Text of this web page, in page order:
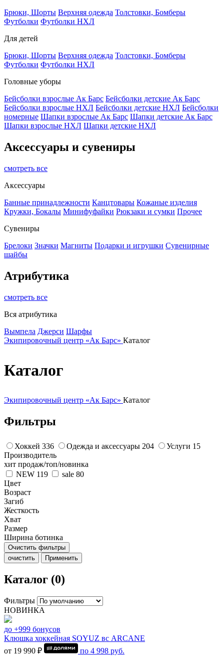
Брюки, Шорты Верхняя одежда Толстовки, Бомберы
Футболки Футболки НХЛ
Для детей
Брюки, Шорты Верхняя одежда Толстовки, Бомберы
Футболки Футболки НХЛ
Головные уборы
Бейсболки взрослые Ак Барс Бейсболки детские Ак Барс
Бейсболки взрослые НХЛ Бейсболки детские НХЛ Бейсболки
номерные Шапки взрослые Ак Барс Шапки детские Ак Барс
Шапки взрослые НХЛ Шапки детские НХЛ
Аксессуары и сувениры
смотреть все
Аксессуары
Банные принадлежности Канцтовары Кожаные изделия
Кружки, Бокалы Минифуфайки Рюкзаки и сумки Прочее
Сувениры
Брелоки Значки Магниты Подарки и игрушки Сувенирные
шайбы
Атрибутика
смотреть все
Вся атрибутика
Вымпела Джерси Шарфы
Экипировочный центр «Ак Барс» Каталог
Каталог
Экипировочный центр «Ак Барс» Каталог
Фильтры
Хоккей 336 Одежда и аксессуары 204 Услуги 15
Производитель
хит продаж/топ/новинка
NEW 119 sale 80
Цвет
Возраст
Загиб
Жесткость
Хват
Размер
Ширина ботинка
Очистить фильтры
очистить
Применить
Каталог (0)
Фильтры
НОВИНКА
до +999 бонусов
Клюшка хоккейная SOYUZ вс ARCANE
от 19 990 ₽
по 4 998 руб.